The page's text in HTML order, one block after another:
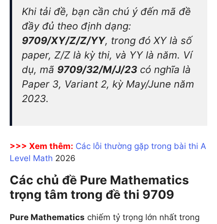
Khi tải đề, bạn cần chú ý đến mã đề
đầy đủ theo định dạng:
9709/XY/Z/Z/YY, trong đó XY là số
paper, Z/Z là kỳ thi, và YY là năm. Ví
dụ, mã 9709/32/M/J/23 có nghĩa là
Paper 3, Variant 2, kỳ May/June năm
2023.
>>> Xem thêm: Các lỗi thường gặp trong bài thi A
Level Math 2026
Các chủ đề Pure Mathematics
trọng tâm trong đề thi 9709
Pure Mathematics chiếm tỷ trọng lớn nhất trong